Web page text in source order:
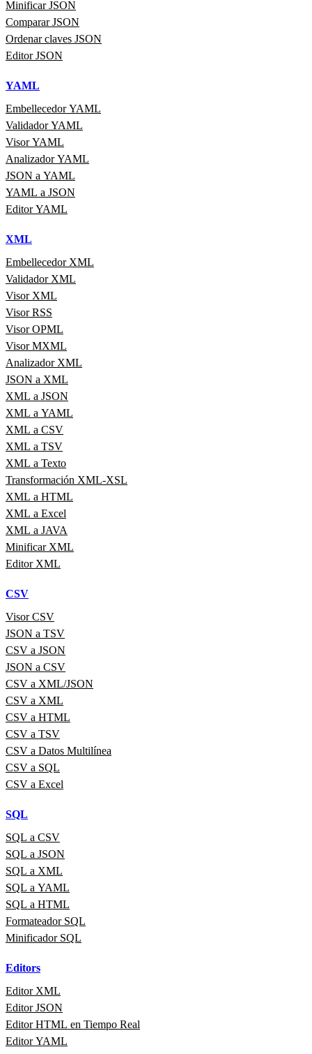
Minificar JSON
Comparar JSON
Ordenar claves JSON
Editor JSON
YAML
Embellecedor YAML
Validador YAML
Visor YAML
Analizador YAML
JSON a YAML
YAML a JSON
Editor YAML
XML
Embellecedor XML
Validador XML
Visor XML
Visor RSS
Visor OPML
Visor MXML
Analizador XML
JSON a XML
XML a JSON
XML a YAML
XML a CSV
XML a TSV
XML a Texto
Transformación XML-XSL
XML a HTML
XML a Excel
XML a JAVA
Minificar XML
Editor XML
CSV
Visor CSV
JSON a TSV
CSV a JSON
JSON a CSV
CSV a XML/JSON
CSV a XML
CSV a HTML
CSV a TSV
CSV a Datos Multilínea
CSV a SQL
CSV a Excel
SQL
SQL a CSV
SQL a JSON
SQL a XML
SQL a YAML
SQL a HTML
Formateador SQL
Minificador SQL
Editors
Editor XML
Editor JSON
Editor HTML en Tiempo Real
Editor YAML